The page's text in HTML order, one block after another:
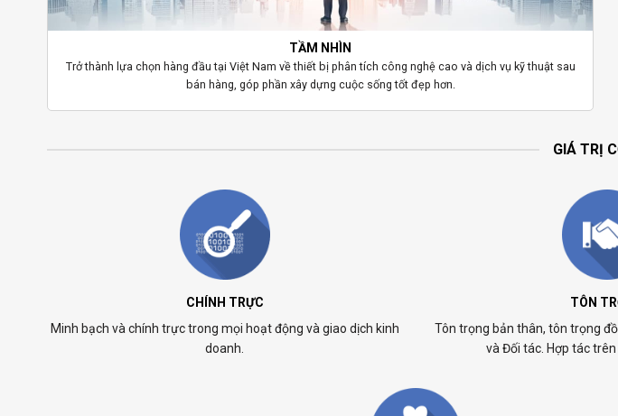
TẦM NHÌN
Trở thành lựa chọn hàng đầu tại Việt Nam về thiết bị phân tích công nghệ cao và dịch vụ kỹ thuật sau
bán hàng, góp phần xây dựng cuộc sống tốt đẹp hơn.
GIÁ TRỊ
CHÍNH TRỰC
Minh bạch và chính trực trong mọi hoạt động và giao dịch kinh
doanh.
TÔN
Tôn trọng bản thân, tôn trọng
và Đối tác. Hợp tác